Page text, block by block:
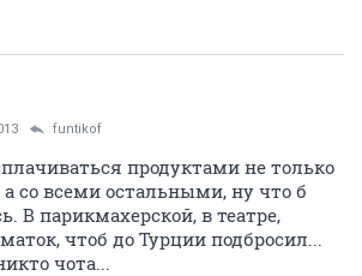
funtikof
продуктами не только
а со всеми остальными, ну что б
В парикмахерской, в театре,
чтоб до Турции подбросил...
чота...